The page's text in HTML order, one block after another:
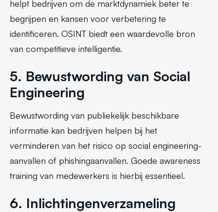
helpt bedrijven om de marktdynamiek beter te
begrijpen en kansen voor verbetering te
identificeren. OSINT biedt een waardevolle bron
van competitieve intelligentie.
5. Bewustwording van Social
Engineering
Bewustwording van publiekelijk beschikbare
informatie kan bedrijven helpen bij het
verminderen van het risico op social engineering-
aanvallen of phishingaanvallen. Goede awareness
training van medewerkers is hierbij essentieel.
6. Inlichtingenverzameling